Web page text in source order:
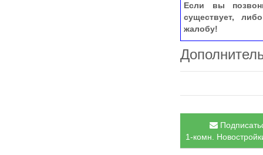
Если вы
существует,
жалобу!
1-комн.